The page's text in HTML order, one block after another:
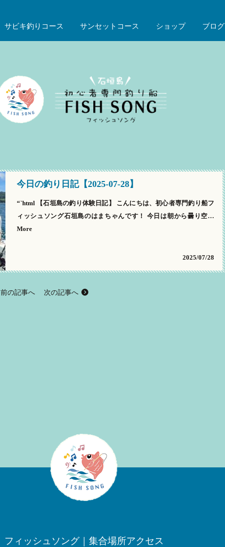
サビキ釣りコース サンセットコース ショップ ブログ
今日の釣り日記【2025-07-28】
“`html 【石垣島の釣り体験日記】 こんにちは、初心者専門釣り船フ
ィッシュソング石垣島のはまちゃんです！ 今日は朝から曇り空…
More
2025/07/28
前の記事へ 次の記事へ
フィッシュソング｜集合場所アクセス